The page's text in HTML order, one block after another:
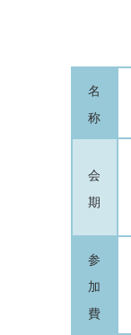
名
称
会
期
参
加
費